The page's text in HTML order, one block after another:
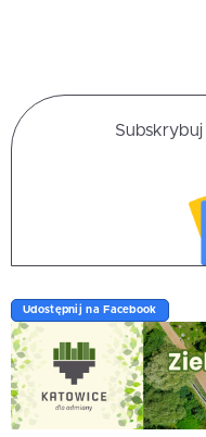
Udostępnij na Facebook